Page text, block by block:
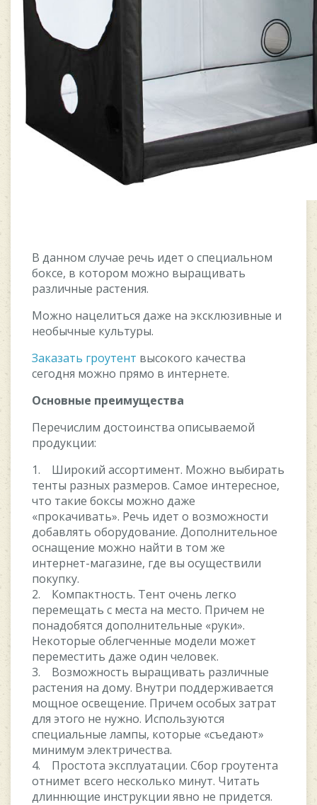
В данном случае речь идет о специальном
боксе, в котором можно выращивать
различные растения.
Можно нацелиться даже на эксклюзивные и
необычные культуры.
Заказать гроутент высокого качества
сегодня можно прямо в интернете.
Основные преимущества
Перечислим достоинства описываемой
продукции:
1. Широкий ассортимент. Можно выбирать
тенты разных размеров. Самое интересное,
что такие боксы можно даже
«прокачивать». Речь идет о возможности
добавлять оборудование. Дополнительное
оснащение можно найти в том же
интернет-магазине, где вы осуществили
покупку.
2. Компактность. Тент очень легко
перемещать с места на место. Причем не
понадобятся дополнительные «руки».
Некоторые облегченные модели может
переместить даже один человек.
3. Возможность выращивать различные
растения на дому. Внутри поддерживается
мощное освещение. Причем особых затрат
для этого не нужно. Используются
специальные лампы, которые «съедают»
минимум электричества.
4. Простота эксплуатации. Сбор гроутента
отнимет всего несколько минут. Читать
длиннющие инструкции явно не придется.